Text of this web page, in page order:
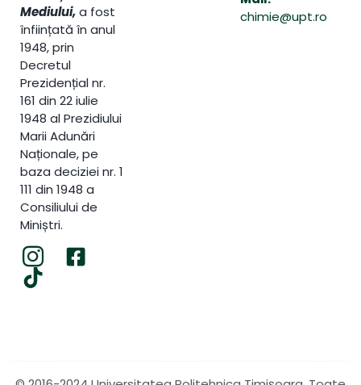
Mediului,a fost
înființată în anul
1948, prin
Decretul
Prezidențial nr.
161 din 22 iulie
1948 al Prezidiului
Marii Adunări
Naționale, pe
baza deciziei nr. 1
111 din 1948 a
Consiliului de
Miniștri.
chimie@upt.ro